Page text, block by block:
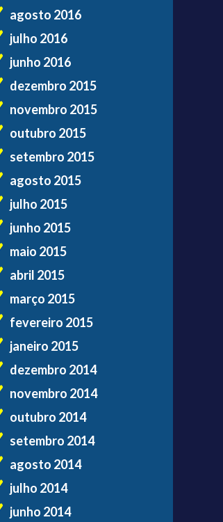
agosto 2016
julho 2016
junho 2016
dezembro 2015
novembro 2015
outubro 2015
setembro 2015
agosto 2015
julho 2015
junho 2015
maio 2015
abril 2015
março 2015
fevereiro 2015
janeiro 2015
dezembro 2014
novembro 2014
outubro 2014
setembro 2014
agosto 2014
julho 2014
junho 2014